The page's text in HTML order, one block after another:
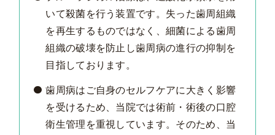
いて殺菌を行う装置です。失った歯周組織
を再生するものではなく、細菌による歯周
組織の破壊を防止し歯周病の進行の抑制を
目指しております。
歯周病はご自身のセルフケアに大きく影響
を受けるため、当院では術前・術後の口腔
衛生管理を重視しています。そのため、当